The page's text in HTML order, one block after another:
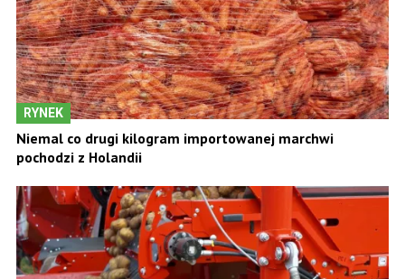
RYNEK
Niemal co drugi kilogram importowanej marchwi
pochodzi z Holandii